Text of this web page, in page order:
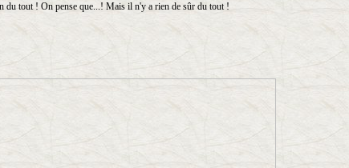
du tout ! On pense que...! Mais il n'y a rien de sûr du tout !